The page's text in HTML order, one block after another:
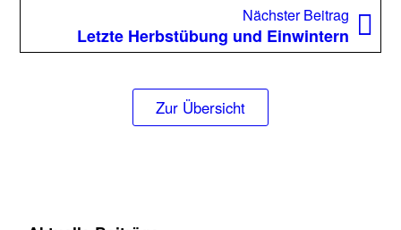
Nächster Beitrag
Letzte Herbstübung und Einwintern
Zur Übersicht